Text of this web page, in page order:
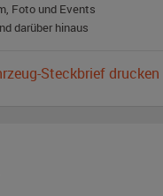
Foto und Events
darüber hinaus
Steckbrief drucken